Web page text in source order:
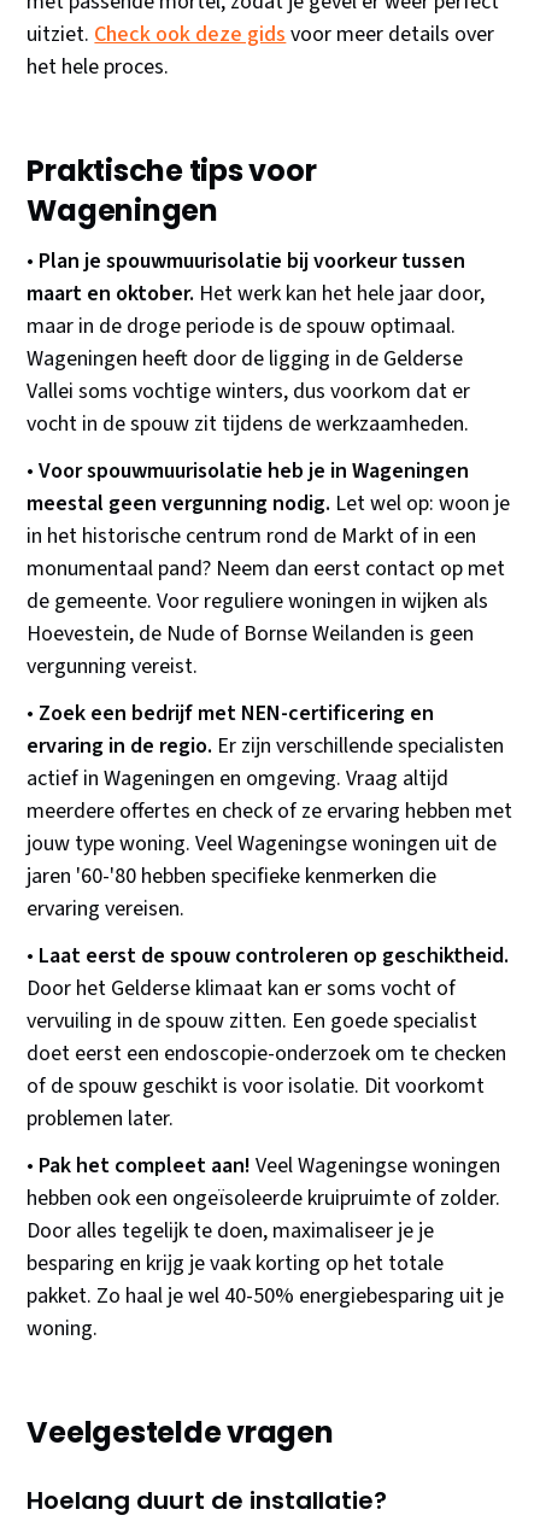
uitziet.Check ook deze gidsvoor meer details over
het hele proces.
Praktische tips voor
Wageningen
• Plan je spouwmuurisolatie bij voorkeur tussen
maart en oktober. Het werk kan het hele jaar door,
maar in de droge periode is de spouw optimaal.
Wageningen heeft door de ligging in de Gelderse
Vallei soms vochtige winters, dus voorkom dat er
vocht in de spouw zit tijdens de werkzaamheden.
•Voor spouwmuurisolatie heb je in Wageningen
meestal geen vergunning nodig. Let wel op: woon je
in het historische centrum rond de Markt of in een
monumentaal pand? Neem dan eerst contact op met
de gemeente. Voor reguliere woningen in wijken als
Hoevestein, de Nude of Bornse Weilanden is geen
vergunning vereist.
• Zoek een bedrijf met NEN-certificering en
ervaring in de regio. Er zijn verschillende specialisten
actief in Wageningen en omgeving. Vraag altijd
meerdere offertes en check of ze ervaring hebben met
jouw type woning. Veel Wageningse woningen uit de
jaren '60-'80 hebben specifieke kenmerken die
ervaring vereisen.
• Laat eerst de spouw controleren op geschiktheid.
Door het Gelderse klimaat kan er soms vocht of
vervuiling in de spouw zitten. Een goede specialist
doet eerst een endoscopie-onderzoek om te checken
of de spouw geschikt is voor isolatie. Dit voorkomt
problemen later.
• Pak het compleet aan! Veel Wageningse woningen
hebben ook een ongeïsoleerde kruipruimte of zolder.
Door alles tegelijk te doen, maximaliseer je je
besparing en krijg je vaak korting op het totale
pakket. Zo haal je wel 40-50% energiebesparing uit je
woning.
Veelgestelde vragen
Hoelang duurt de installatie?